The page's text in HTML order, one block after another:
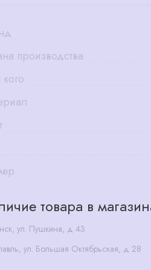
производства
товара в
ул. Пушкина, д 43
ул. Большая Октябрьская, д 28